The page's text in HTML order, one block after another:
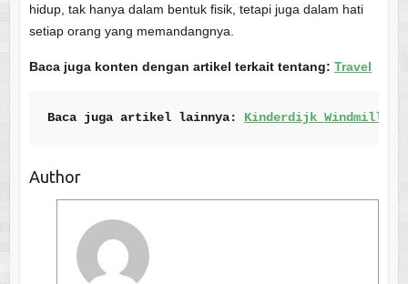
hidup, tak hanya dalam bentuk fisik, tetapi juga dalam hati
setiap orang yang memandangnya.
Baca juga konten dengan artikel terkait tentang: Travel
Baca juga artikel lainnya: Kinderdijk Windmills:
Author